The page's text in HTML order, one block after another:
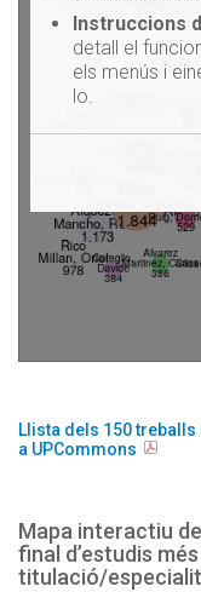
Llista dels 150 treballs
a UPCommons
Mapa interactiu
final d’estudis
titulació/